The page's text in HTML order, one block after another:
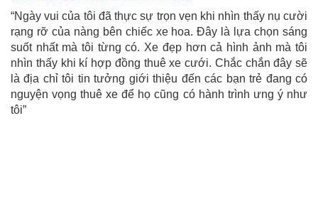
“Ngày vui của tôi đã thực sự trọn vẹn khi nhìn thấy nụ cười
rạng rỡ của nàng bên chiếc xe hoa. Đây là lựa chọn sáng
suốt nhất mà tôi từng có. Xe đẹp hơn cả hình ảnh mà tôi
nhìn thấy khi kí hợp đồng thuê xe cưới. Chắc chắn đây sẽ
là địa chỉ tôi tin tưởng giới thiệu đến các bạn trẻ đang có
nguyện vọng thuê xe để họ cũng có hành trình ưng ý như
tôi”